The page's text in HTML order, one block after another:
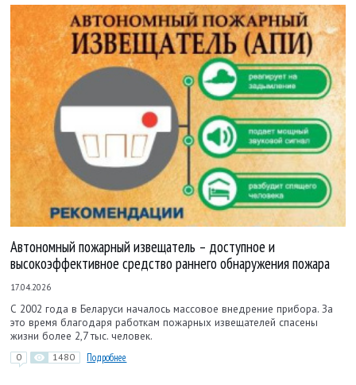
Автономный пожарный извещатель – доступное и
высокоэффективное средство раннего обнаружения пожара
17.04.2026
С 2002 года в Беларуси началось массовое внедрение прибора. За
это время благодаря работкам пожарных извещателей спасены
жизни более 2,7 тыс. человек.
0 1480 Подробнее